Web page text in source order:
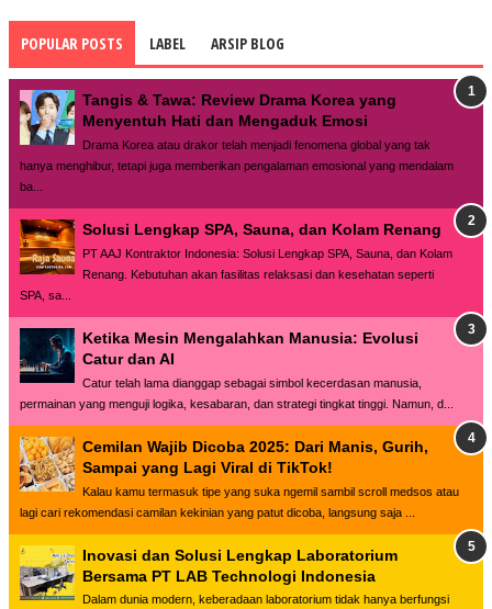
POPULAR POSTS LABEL ARSIP BLOG
Tangis & Tawa: Review Drama Korea yang
Menyentuh Hati dan Mengaduk Emosi
Drama Korea atau drakor telah menjadi fenomena global yang tak
hanya menghibur, tetapi juga memberikan pengalaman emosional yang mendalam
ba...
Solusi Lengkap SPA, Sauna, dan Kolam Renang
PT AAJ Kontraktor Indonesia: Solusi Lengkap SPA, Sauna, dan Kolam
Renang. Kebutuhan akan fasilitas relaksasi dan kesehatan seperti
SPA, sa...
Ketika Mesin Mengalahkan Manusia: Evolusi
Catur dan AI
Catur telah lama dianggap sebagai simbol kecerdasan manusia,
permainan yang menguji logika, kesabaran, dan strategi tingkat tinggi. Namun, d...
Cemilan Wajib Dicoba 2025: Dari Manis, Gurih,
Sampai yang Lagi Viral di TikTok!
Kalau kamu termasuk tipe yang suka ngemil sambil scroll medsos atau
lagi cari rekomendasi camilan kekinian yang patut dicoba, langsung saja ...
Inovasi dan Solusi Lengkap Laboratorium
Bersama PT LAB Technologi Indonesia
Dalam dunia modern, keberadaan laboratorium tidak hanya berfungsi